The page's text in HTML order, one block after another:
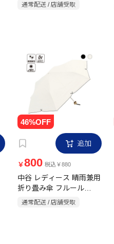
通常配送 / 店舗受取
追加
￥800 税込￥880
中谷 レディース 晴雨兼用
折り畳み傘 フルール
通常配送 / 店舗受取